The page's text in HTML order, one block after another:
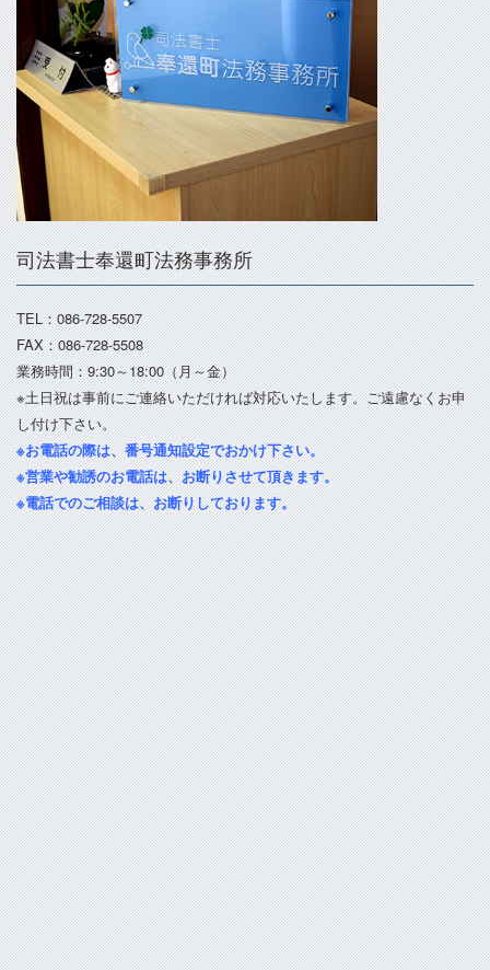
司法書士奉還町法務事務所
TEL：086-728-5507
FAX：086-728-5508
業務時間：9:30～18:00（月～金）
※土日祝は事前にご連絡いただければ対応いたします。ご遠慮なくお申
し付け下さい。
※お電話の際は、番号通知設定でおかけ下さい。
※営業や勧誘のお電話は、お断りさせて頂きます。
※電話でのご相談は、お断りしております。